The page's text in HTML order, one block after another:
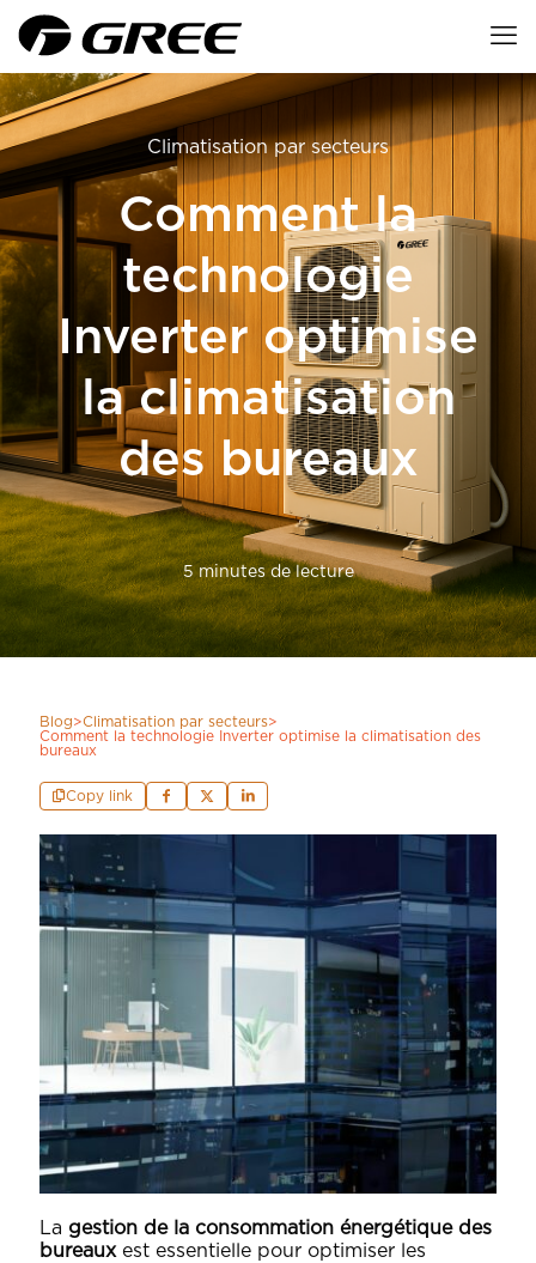
Climatisation par secteurs
Comment la
technologie
Inverter optimise
la climatisation
des bureaux
5 minutes de lecture
Blog>Climatisation par secteurs>
Comment la technologie Inverter optimise la climatisation des
bureaux
Copy link
La gestion de la consommation énergétique des
bureaux est essentielle pour optimiser les